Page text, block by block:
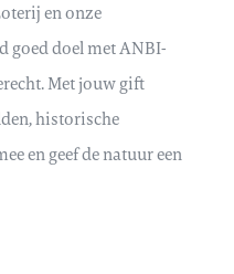
en onze
goed doel met ANBI-
Met jouw gift
historische
en geef de natuur een